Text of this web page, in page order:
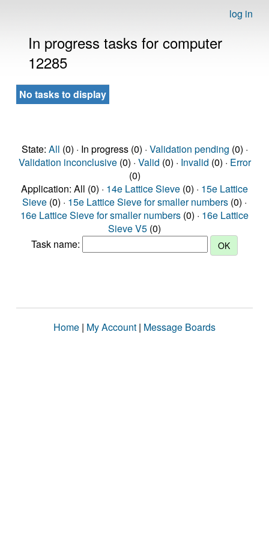
log in
In progress tasks for computer
12285
No tasks to display
State: All (0) · In progress (0) · Validation pending (0) ·
Validation inconclusive(0) · Valid (0) · Invalid (0) · Error
(0)
Application: All (0) · 14e Lattice Sieve (0) · 15e Lattice
Sieve (0) · 15e Lattice Sieve for smaller numbers (0) ·
16e Lattice Sieve for smaller numbers (0) · 16e Lattice
Sieve V5 (0)
Task name:
Home | My Account | Message Boards